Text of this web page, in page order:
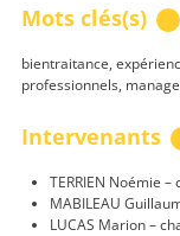
Mots clés(s)
bientraitance,
professionnels,
Intervenants
TERRIEN Noémie
MABILEAU
LUCAS Marion –